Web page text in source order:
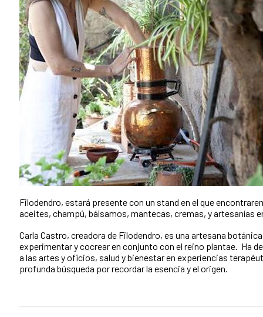
Filodendro, estará presente con un stand en el que
aceites, champú, bálsamos, mantecas, cremas, y artesanías
Carla Castro, creadora de Filodendro, es una artesana
experimentar y cocrear en conjunto con el reino plantae. Ha
a las artes y oficios, salud y bienestar en experiencias
profunda búsqueda por recordar la esencia y el origen.